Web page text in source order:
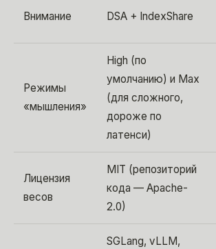
Внимание DSA + IndexShare
Режимы
«мышления»
High (по
умолчанию) и Max
(для сложного,
дороже по
латенси)
Лицензия
весов
MIT (репозиторий
кода — Apache-
2.0)
SGLang, vLLM,